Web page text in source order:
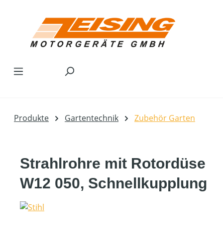
Produkte Gartentechnik Zubehör Garten
Strahlrohre mit Rotordüse
W12 050, Schnellkupplung